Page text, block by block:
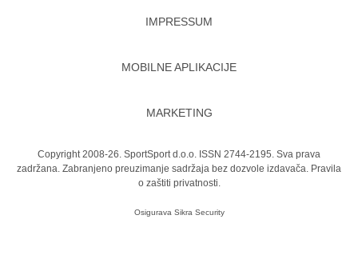
IMPRESSUM
MOBILNE APLIKACIJE
MARKETING
Copyright 2008-26. SportSport d.o.o. ISSN 2744-2195. Sva prava
zadržana. Zabranjeno preuzimanje sadržaja bez dozvole izdavača. Pravila
o zaštiti privatnosti.
Osigurava Sikra Security